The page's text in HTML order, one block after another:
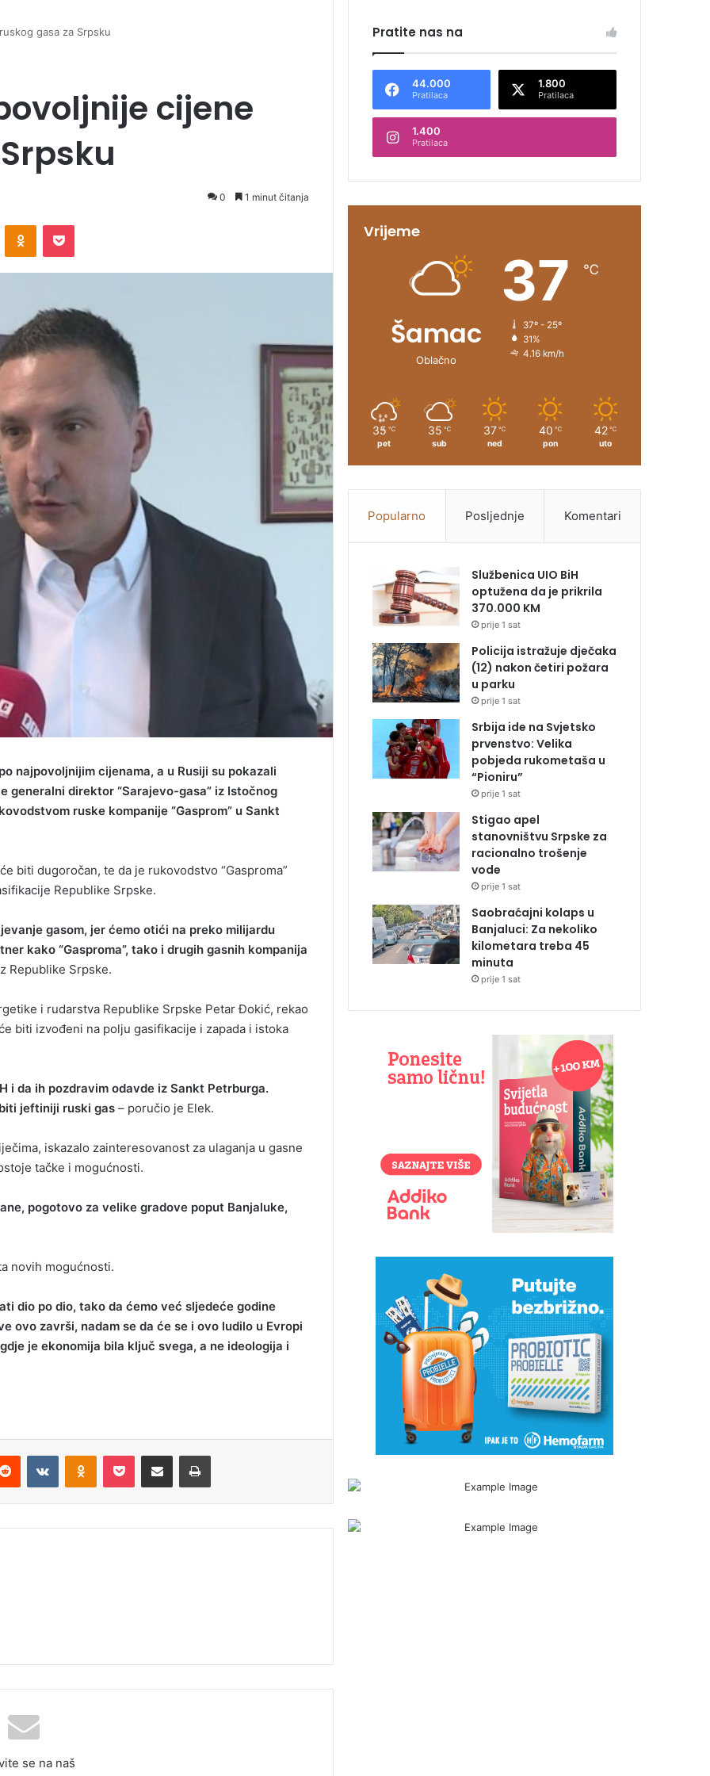
gasa za Srpsku
cijene
0 1 minut čitanja
najpovoljnijim cijenama, a u Rusiji su pokazali
generalni direktor “Sarajevo-gasa” iz Istočnog
ruske kompanije “Gasprom” u Sankt
biti dugoročan, te da je rukovodstvo “Gasproma”
Republike Srpske.
gasom, jer ćemo otići na preko milijardu
kako “Gasproma”, tako i drugih gasnih kompanija
Republike Srpske.
i rudarstva Republike Srpske Petar Đokić, rekao
biti izvođeni na polju gasifikacije i zapada i istoka
i da ih pozdravim odavde iz Sankt Petrburga.
jeftiniji ruski gas – poručio je Elek.
iskazalo zainteresovanost za ulaganja u gasne
tačke i mogućnosti.
pogotovo za velike gradove poput Banjaluke,
novih mogućnosti.
dio po dio, tako da ćemo već sljedeće godine
ovo završi, nadam se da će se i ovo ludilo u Evropi
je ekonomija bila ključ svega, a ne ideologija i
se na naš
Pratite nas na
44.000
Pratilaca
1.800
Pratilaca
1.400
Pratilaca
Vrijeme
Šamac
Oblačno
37 ℃
37º - 25º
31%
4.16 km/h
35 ℃
pet
35 ℃
sub
37 ℃
ned
40 ℃
pon
42 ℃
uto
Popularno Posljednje Komentari
Službenica UIO BiH
optužena da je prikrila
370.000 KM
prije 1 sat
Policija istražuje dječaka
(12) nakon četiri požara
u parku
prije 1 sat
Srbija ide na Svjetsko
prvenstvo: Velika
pobjeda rukometaša u
“Pioniru”
prije 1 sat
Stigao apel
stanovništvu Srpske za
racionalno trošenje
vode
prije 1 sat
Saobraćajni kolaps u
Banjaluci: Za nekoliko
kilometara treba 45
minuta
prije 1 sat